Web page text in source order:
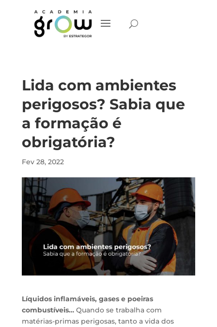
Lida com ambientes
perigosos? Sabia que
a formação é
obrigatória?
Fev 28, 2022
Líquidos inflamáveis, gases e poeiras
combustíveis…Quando se trabalha com
matérias-primas perigosas, tanto a vida dos